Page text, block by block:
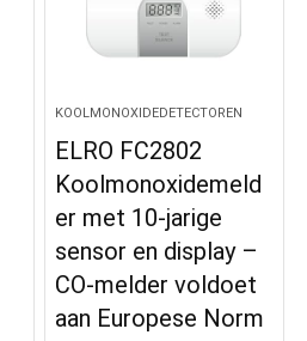
KOOLMONOXIDEDETECTOREN
ELRO FC2802
Koolmonoxidemeld
er met 10-jarige
sensor en display –
CO-melder voldoet
aan Europese Norm